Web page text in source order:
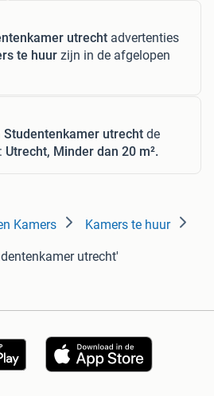
utrecht advertenties
te huur zijn in de afgelopen
Studentenkamer utrecht de
Utrecht, Minder dan 20 m².
Kamers Kamers te huur
utrecht'